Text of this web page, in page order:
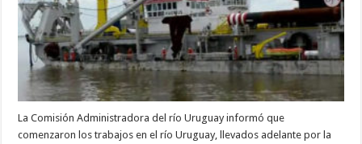
La Comisión Administradora del río Uruguay informó que
comenzaron los trabajos en el río Uruguay, llevados adelante por la